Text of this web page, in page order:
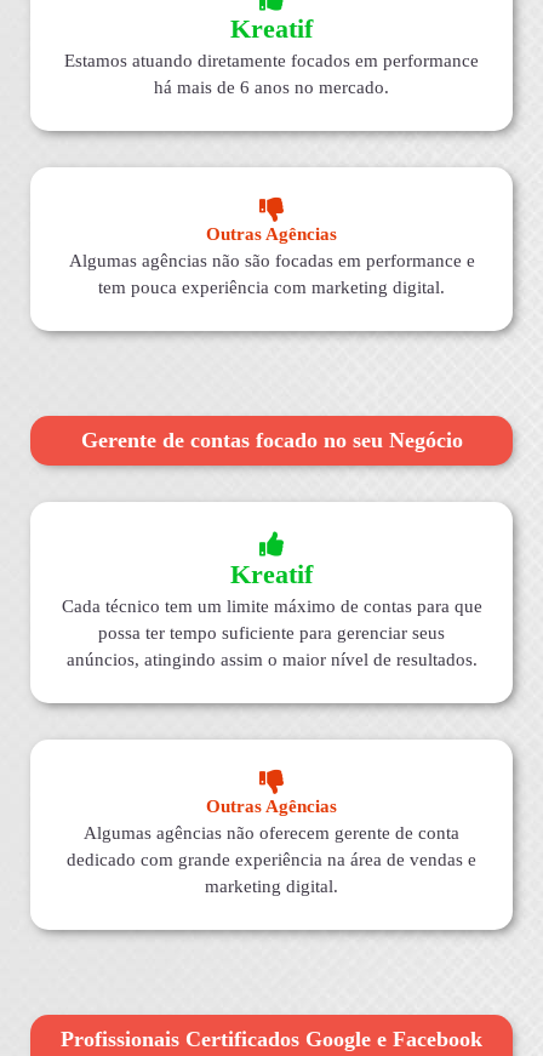
Kreatif
Estamos atuando diretamente focados em performance
há mais de 6 anos no mercado.
Outras Agências
Algumas agências não são focadas em performance e
tem pouca experiência com marketing digital.
Gerente de contas focado no seu Negócio
Kreatif
Cada técnico tem um limite máximo de contas para que
possa ter tempo suficiente para gerenciar seus
anúncios, atingindo assim o maior nível de resultados.
Outras Agências
Algumas agências não oferecem gerente de conta
dedicado com grande experiência na área de vendas e
marketing digital.
Profissionais Certificados Google e Facebook